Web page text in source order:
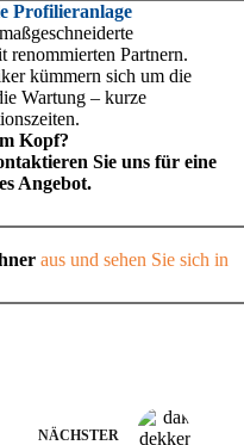
Profilieranlage
renommierten Partnern.
kümmern sich um die
Wartung – kurze
Kopf?
Sie uns für eine
Angebot.
aus und sehen Sie sich in
NÄCHSTER